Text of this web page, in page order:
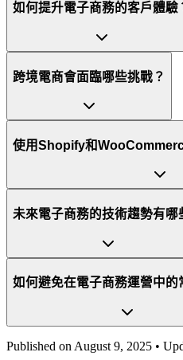
如何提升電子商務的客戶體驗
跨境電商會面臨哪些挑戰？
使用Shopify和
未來電子商務的技術趨勢有哪
如何避免在電子商務運營中的
Published on August 9, 2025 •